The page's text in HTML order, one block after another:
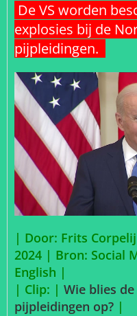
De VS worden
explosies bij de
pijpleidingen.
| Door: Frits
2024 | Bron: Social
English |
| Clip: | Wie blies
pijpleidingen op? |